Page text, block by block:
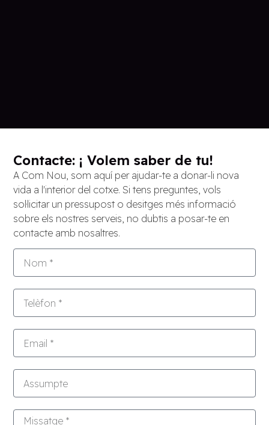
Contacte: ¡ Volem saber de tu!
A Com Nou, som aquí per ajudar-te a donar-li nova
vida a l'interior del cotxe. Si tens preguntes, vols
sol·licitar un pressupost o desitges més informació
sobre els nostres serveis, no dubtis a posar-te en
contacte amb nosaltres.